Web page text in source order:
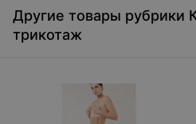
Другие товары рубрики
трикотаж